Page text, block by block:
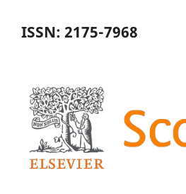
ISSN: 2175-7968